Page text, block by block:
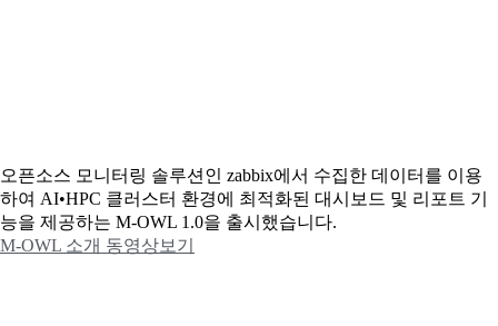
오픈소스 모니터링 솔루션인 zabbix에서 수집한 데이터를 이용
하여 AI•HPC 클러스터 환경에 최적화된 대시보드 및 리포트 기
능을 제공하는 M-OWL 1.0을 출시했습니다.
M-OWL 소개 동영상보기